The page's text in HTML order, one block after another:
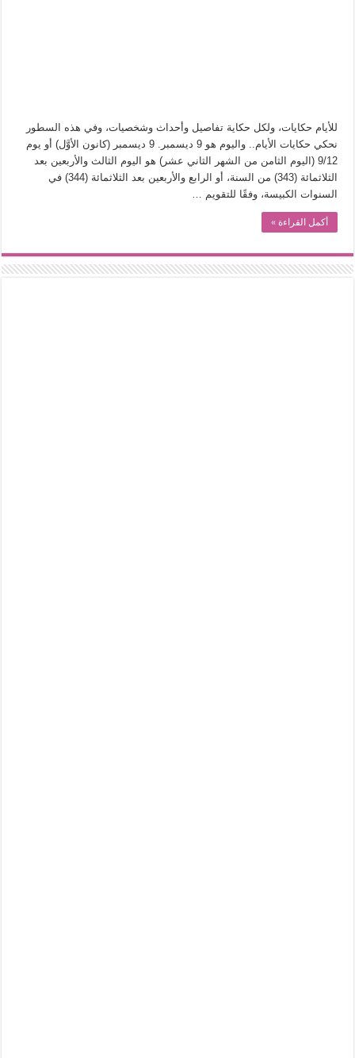
عوالم منصورة عز الدين.. حين يصبح الزمن بطل الرواية
الطعام في الحضارة الإسلامية.. تاريخ يُقرأ بالنكهات
يوم شاهدت زينات صدقي على المسرح وسرحت!
للأيام حكايات، ولكل حكاية تفاصيل وأحداث وشخصيات، وفي هذه السطور
نحكي حكايات الأيام.. واليوم هو 9 ديسمبر. 9 ديسمبر (كانون الأوَّل) أو يوم
9/12 (اليوم الثامن من الشهر الثاني عشر) هو اليوم الثالث والأربعين بعد
الثلاثمائة (343) من السنة، أو الرابع والأربعين بعد الثلاثمائة (344) في
السنوات الكبيسة، وفقًا للتقويم …
أكمل القراءة »